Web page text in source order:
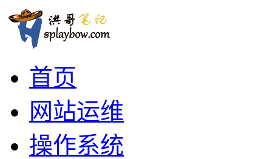
首页
网站运维
操作系统